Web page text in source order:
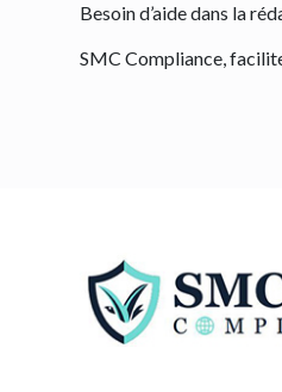
Besoin d’aide dans la
SMC Compliance,